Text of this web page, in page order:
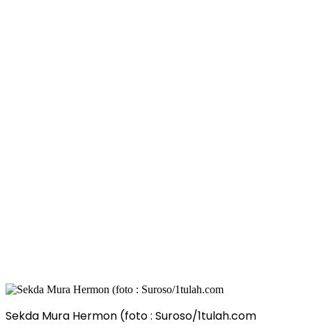
Sekda Mura Hermon (foto : Suroso/1tulah.com